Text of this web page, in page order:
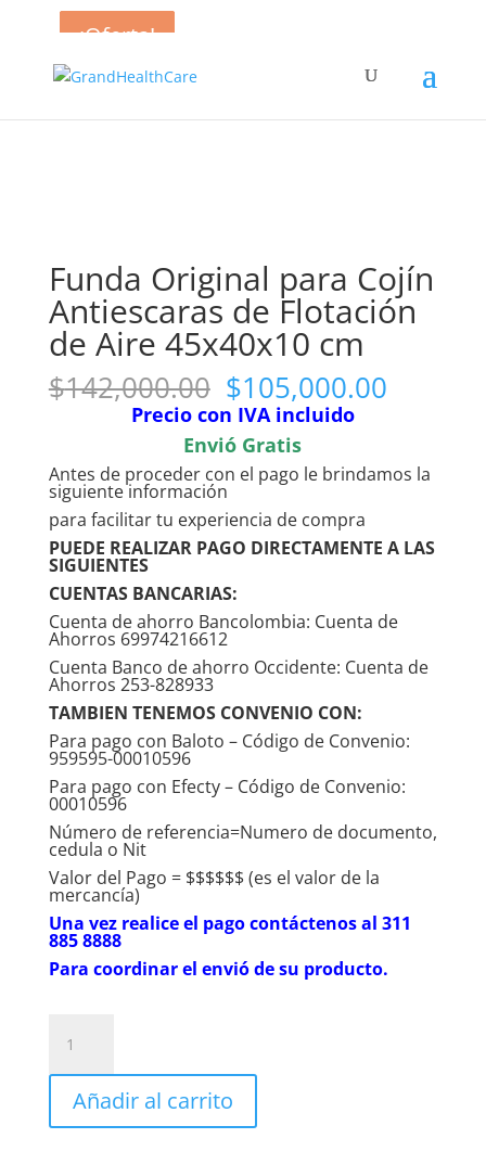
Inicio/Accesorios/ Funda Original para Cojín
¡Oferta!
Funda Original para Cojín
Antiescaras de Flotación
de Aire 45x40x10 cm
$142,000.00 El
precio
original
era:
$142,000.00.
$105,000.00El
es:
Precio con IVA incluido
Envió Gratis
Antes de proceder con el pago le brindamos la
siguiente información
para facilitar tu experiencia de compra
PUEDE REALIZAR PAGO DIRECTAMENTE A LAS
SIGUIENTES
CUENTAS BANCARIAS:
Cuenta de ahorro Bancolombia: Cuenta de
Ahorros 69974216612
Cuenta Banco de ahorro Occidente: Cuenta de
Ahorros 253-828933
TAMBIEN TENEMOS CONVENIO CON:
Para pago con Baloto – Código de Convenio:
959595-00010596
Para pago con Efecty – Código de Convenio:
00010596
Número de referencia=Numero de documento,
cedula o Nit
Valor del Pago = $$$$$$ (es el valor de la
mercancía)
Una vez realice el pago contáctenos al 311
885 8888
Para coordinar el envió de su producto.
Original
para
Cojín
Antiescaras
Añadir al carrito
¡Oferta!
¡Oferta!
¡Oferta!